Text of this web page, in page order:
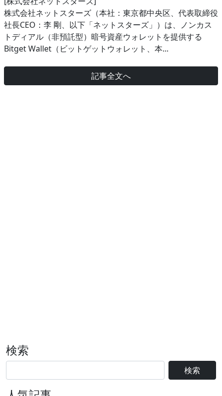
株式会社ネットスターズ（本社：東京都中央区、代表取締役
社長CEO：李 剛、以下「ネットスターズ」）は、ノンカス
トディアル（非預託型）暗号資産ウォレットを提供する
Bitget Wallet（ビットゲットウォレット、本...
記事全文へ
検索
検索